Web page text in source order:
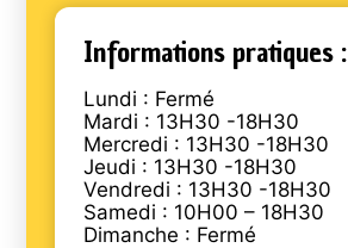
Informations pratiques :
Lundi : Fermé
Mardi : 13H30 -18H30
Mercredi : 13H30 -18H30
Jeudi : 13H30 -18H30
Vendredi : 13H30 -18H30
Samedi : 10H00 – 18H30
Dimanche : Fermé